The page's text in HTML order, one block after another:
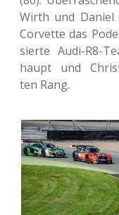
Wirth und Daniel
Cor­vette das
sier­te Audi-R8-
haupt und
ten Rang.